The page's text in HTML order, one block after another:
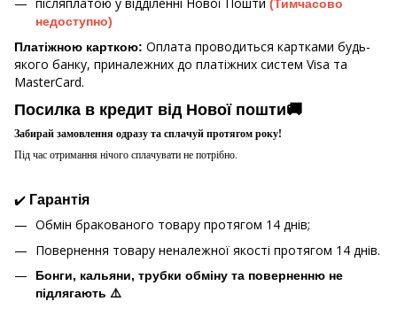
післяплатою у відділенні Нової Пошти (Тимчасово
недоступно)
Платіжною карткою: Оплата проводиться картками будь-
якого банку, приналежних до платіжних систем Visa та
MasterCard.
Посилка в кредит від Нової пошти🚚
Забирай замовлення одразу та сплачуй протягом року!
Під час отримання нічого сплачувати не потрібно.
✔️ Гарантія
Обмін бракованого товару протягом 14 днів;
Повернення товару неналежної якості протягом 14 днів.
Бонги, кальяни, трубки обміну та поверненню не
підлягають ⚠️